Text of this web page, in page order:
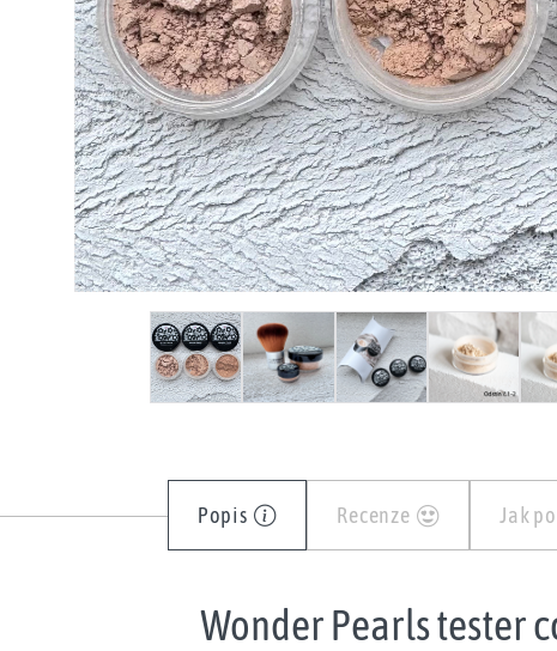
Popis Recenze Jak
Wonder Pearls tester